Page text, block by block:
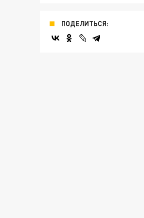
ПОДЕЛИТЬСЯ: